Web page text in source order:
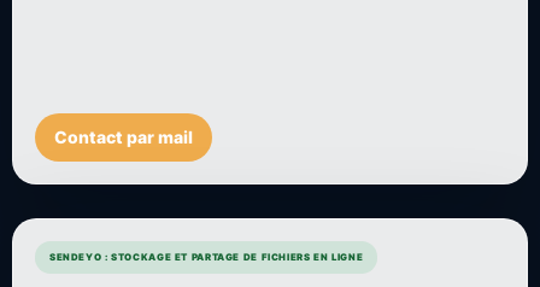
Contact par mail
SENDEYO : STOCKAGE ET PARTAGE DE FICHIERS EN LIGNE